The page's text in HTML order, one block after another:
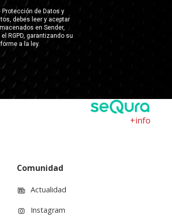
+info
Comunidad
Actualidad
Instagram